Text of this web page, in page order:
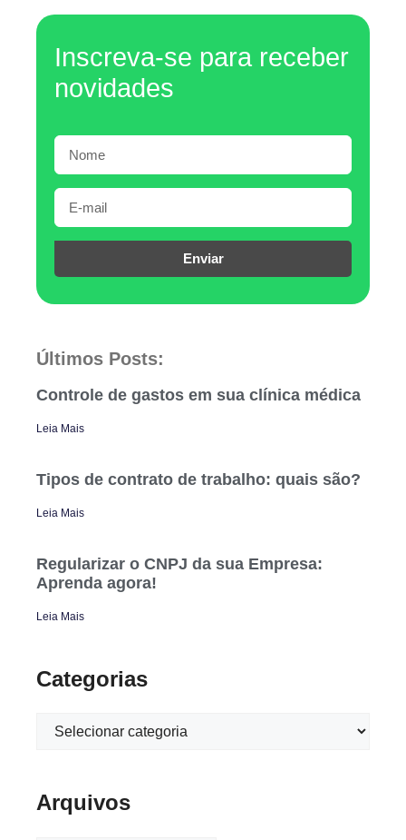
Inscreva-se para receber
novidades
Enviar
Últimos Posts:
Controle de gastos em sua clínica médica
Leia Mais
Tipos de contrato de trabalho: quais são?
Leia Mais
Regularizar o CNPJ da sua Empresa:
Aprenda agora!
Leia Mais
Categorias
Arquivos